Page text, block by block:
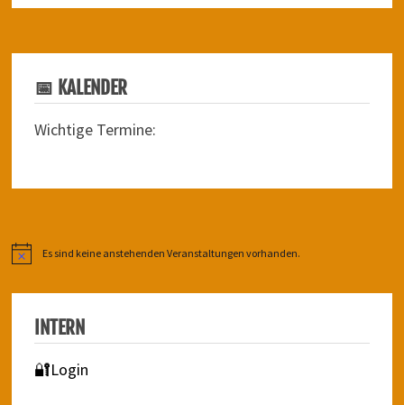
📅 KALENDER
Wichtige Termine:
HinweisEs sind keine anstehenden Veranstaltungen vorhanden.
INTERN
🔐Login